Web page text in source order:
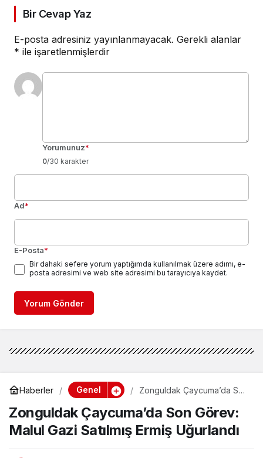
Bir Cevap Yaz
E-posta adresiniz yayınlanmayacak. Gerekli alanlar
* ile işaretlenmişlerdir
Yorumunuz*
0/30 karakter
Ad*
E-Posta*
Bir dahaki sefere yorum yaptığımda kullanılmak üzere adımı, e-
posta adresimi ve web site adresimi bu tarayıcıya kaydet.
Yorum Gönder
Haberler Genel
Zonguldak Çaycuma’da Son
Ermiş Uğurlandı
Zonguldak Çaycuma’da Son Görev:
Malul Gazi Satılmış Ermiş Uğurlandı